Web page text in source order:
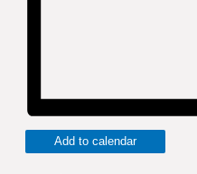
Add to calendar